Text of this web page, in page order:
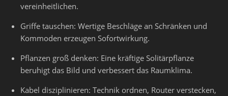
vereinheitlichen.
Griffe tauschen: Wertige Beschläge an Schränken und
Kommoden erzeugen Sofortwirkung.
Pflanzen groß denken: Eine kräftige Solitärpflanze
beruhigt das Bild und verbessert das Raumklima.
Kabel disziplinieren: Technik ordnen, Router verstecken,